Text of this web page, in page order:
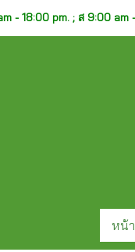
- 18:00 pm. ;ส 9:00 am
หน้